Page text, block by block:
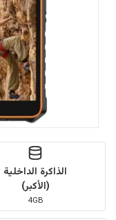
الذاكرة الداخلية
(الأكبر)
4GB